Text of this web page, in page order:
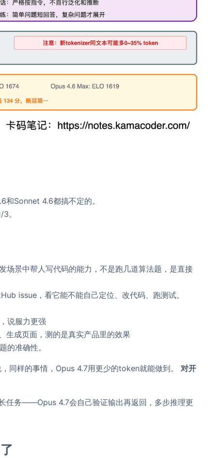
和Sonnet 4.6都搞不定的。
。
景中帮人写代码的能力，不是跑几道算法题，是直接
issue，看它能不能自己定位、改代码、跑测试。
说服力更强
生成页面，测的是真实产品里的效果
的准确性。
同样的事情，Opus 4.7用更少的token就能做到。 对开
任务——Opus 4.7会自己验证输出再返回，多步推理更